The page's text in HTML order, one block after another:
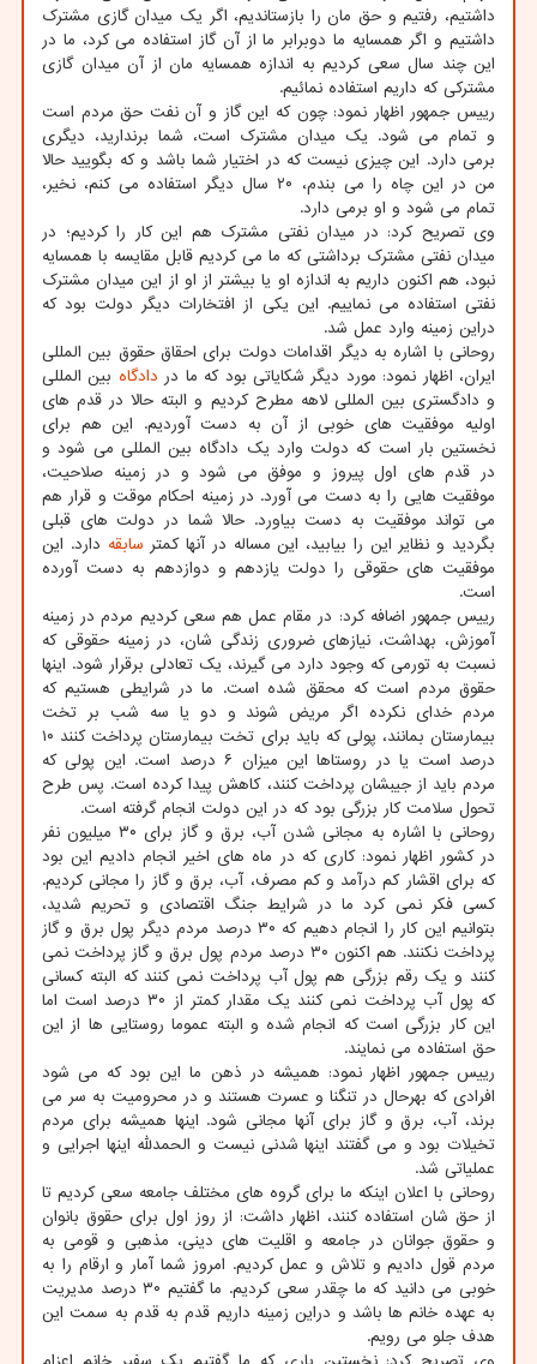
داشتیم، رفتیم و حق مان را بازستاندیم، اگر یک میدان گازی مشترک
داشتیم و اگر همسایه ما دوبرابر ما از آن گاز استفاده می کرد، ما در
این چند سال سعی کردیم به اندازه همسایه مان از آن میدان گازی
مشترکی که داریم استفاده نمائیم.
رییس جمهور اظهار نمود: چون که این گاز و آن نفت حق مردم است
و تمام می شود. یک میدان مشترک است، شما برندارید، دیگری
برمی دارد. این چیزی نیست که در اختیار شما باشد و که بگویید حالا
من در این چاه را می بندم، ۲۰ سال دیگر استفاده می کنم، نخیر،
تمام می شود و او برمی دارد.
وی تصریح کرد: در میدان نفتی مشترک هم این کار را کردیم؛ در
میدان نفتی مشترک برداشتی که ما می کردیم قابل مقایسه با همسایه
نبود، هم اکنون داریم به اندازه او یا بیشتر از او از این میدان مشترک
نفتی استفاده می نماییم. این یکی از افتخارات دیگر دولت بود که
دراین زمینه وارد عمل شد.
روحانی با اشاره به دیگر اقدامات دولت برای احقاق حقوق بین المللی
ایران، اظهار نمود: مورد دیگر شکایاتی بود که ما در دادگاه بین المللی
و دادگستری بین المللی لاهه مطرح کردیم و البته حالا در قدم های
اولیه موفقیت های خوبی از آن به دست آوردیم. این هم برای
نخستین بار است که دولت وارد یک دادگاه بین المللی می شود و
در قدم های اول پیروز و موفق می شود و در زمینه صلاحیت،
موفقیت هایی را به دست می آورد. در زمینه احکام موقت و قرار هم
می تواند موفقیت به دست بیاورد. حالا شما در دولت های قبلی
بگردید و نظایر این را بیابید، این مساله در آنها کمتر سابقه دارد. این
موفقیت های حقوقی را دولت یازدهم و دوازدهم به دست آورده
است.
رییس جمهور اضافه کرد: در مقام عمل هم سعی کردیم مردم در زمینه
آموزش، بهداشت، نیازهای ضروری زندگی شان، در زمینه حقوقی که
نسبت به تورمی که وجود دارد می گیرند، یک تعادلی برقرار شود. اینها
حقوق مردم است که محقق شده است. ما در شرایطی هستیم که
مردم خدای نکرده اگر مریض شوند و دو یا سه شب بر تخت
بیمارستان بمانند، پولی که باید برای تخت بیمارستان پرداخت کنند ۱۰
درصد است یا در روستاها این میزان ۶ درصد است. این پولی که
مردم باید از جیبشان پرداخت کنند، کاهش پیدا کرده است. پس طرح
تحول سلامت کار بزرگی بود که در این دولت انجام گرفته است.
روحانی با اشاره به مجانی شدن آب، برق و گاز برای ۳۰ میلیون نفر
در کشور اظهار نمود: کاری که در ماه های اخیر انجام دادیم این بود
که برای اقشار کم درآمد و کم مصرف، آب، برق و گاز را مجانی کردیم.
کسی فکر نمی کرد ما در شرایط جنگ اقتصادی و تحریم شدید،
بتوانیم این کار را انجام دهیم که ۳۰ درصد مردم دیگر پول برق و گاز
پرداخت نکنند. هم اکنون ۳۰ درصد مردم پول برق و گاز پرداخت نمی
کنند و یک رقم بزرگی هم پول آب پرداخت نمی کنند که البته کسانی
که پول آب پرداخت نمی کنند یک مقدار کمتر از ۳۰ درصد است اما
این کار بزرگی است که انجام شده و البته عموما روستایی ها از این
حق استفاده می نمایند.
رییس جمهور اظهار نمود: همیشه در ذهن ما این بود که می شود
افرادی که بهرحال در تنگنا و عسرت هستند و در محرومیت به سر می
برند، آب، برق و گاز برای آنها مجانی شود. اینها همیشه برای مردم
تخیلات بود و می گفتند اینها شدنی نیست و الحمدلله اینها اجرایی و
عملیاتی شد.
روحانی با اعلان اینکه ما برای گروه های مختلف جامعه سعی کردیم تا
از حق شان استفاده کنند، اظهار داشت: از روز اول برای حقوق بانوان
و حقوق جوانان در جامعه و اقلیت های دینی، مذهبی و قومی به
مردم قول دادیم و تلاش و عمل کردیم. امروز شما آمار و ارقام را به
خوبی می دانید که ما چقدر سعی کردیم. ما گفتیم ۳۰ درصد مدیریت
به عهده خانم ها باشد و دراین زمینه داریم قدم به قدم به سمت این
هدف جلو می رویم.